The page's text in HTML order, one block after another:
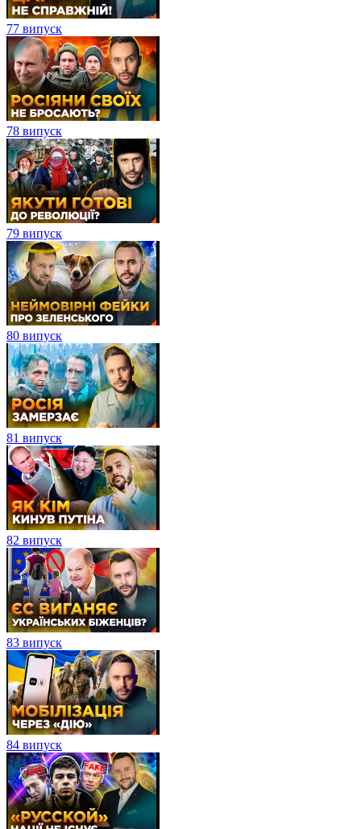
77 випуск
78 випуск
79 випуск
80 випуск
81 випуск
82 випуск
83 випуск
84 випуск